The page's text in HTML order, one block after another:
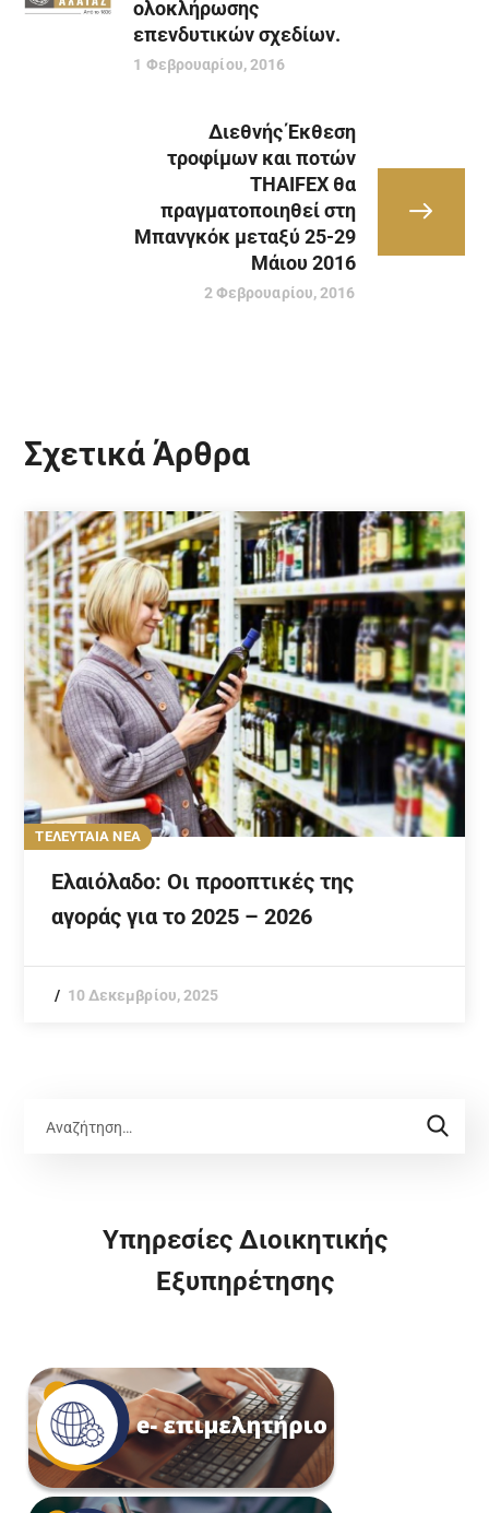
ολοκλήρωσης
επενδυτικών σχεδίων.
1 Φεβρουαρίου, 2016
Διεθνής Έκθεση
τροφίμων και ποτών
THAIFEX θα
πραγματοποιηθεί στη
Μπανγκόκ μεταξύ 25-29
Μάιου 2016
2 Φεβρουαρίου, 2016
Σχετικά Άρθρα
ΤΕΛΕΥΤΑΙΑ ΝΕΑ
Ελαιόλαδο: Οι προοπτικές της
αγοράς για το 2025 – 2026
10 Δεκεμβρίου, 2025
Υπηρεσίες Διοικητικής
Εξυπηρέτησης